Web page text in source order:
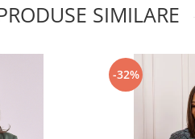
SIMILARE
-32%